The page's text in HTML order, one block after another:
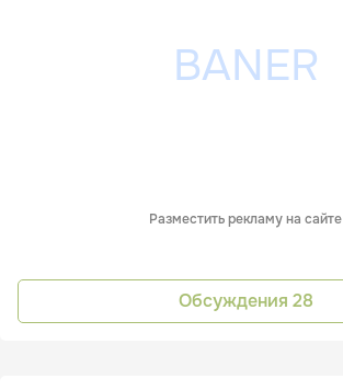
Разместить рекламу на сайте
Обсуждения 28